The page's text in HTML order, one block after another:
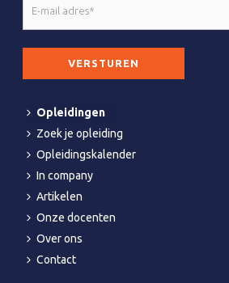
CAPTCHA
Opleidingen
Zoek je opleiding
Opleidingskalender
In company
Artikelen
Onze docenten
Over ons
Contact